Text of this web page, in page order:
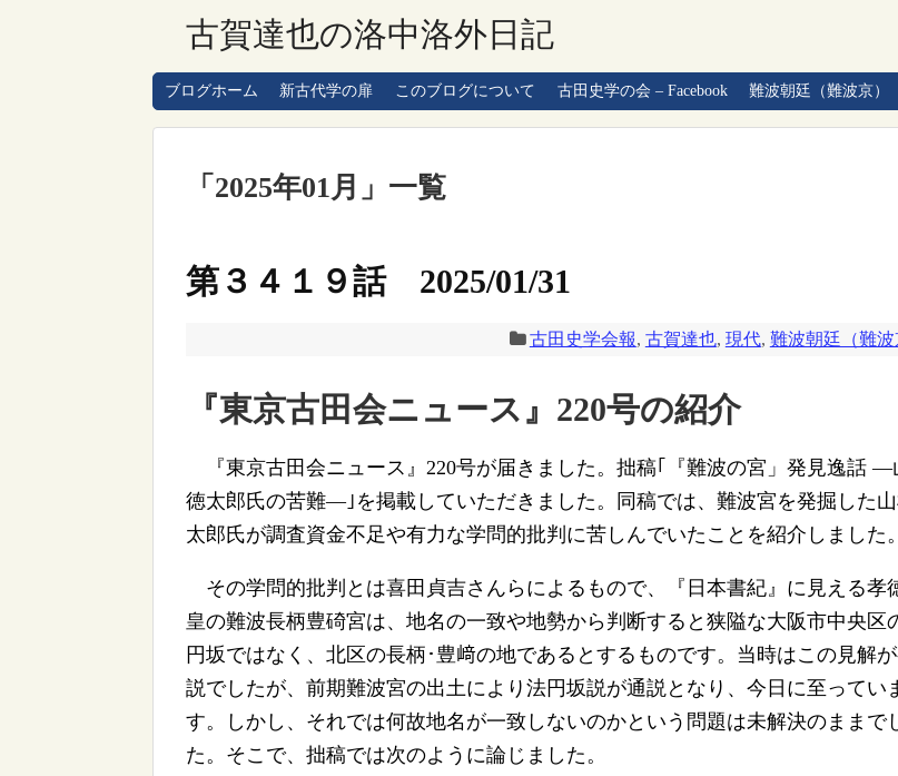
古賀達也の洛中洛外日記
ブログホーム 新古代学の扉 このブログについて 古田史学の会 – Facebook 難波朝廷（難波京）
「 2025年01月 」 一覧
第３４１９話 2025/01/31
古田史学会報, 古賀達也, 現代, 難波朝廷（難波
『東京古田会ニュース』220号の紹介
『東京古田会ニュース』220号が届きました。拙稿｢『難波の宮」発見逸話 ―
徳太郎氏の苦難―｣を掲載していただきました。同稿では、難波宮を発掘した
太郎氏が調査資金不足や有力な学問的批判に苦しんでいたことを紹介しました。
その学問的批判とは喜田貞吉さんらによるもので、『日本書紀』に見える孝
皇の難波長柄豊碕宮は、地名の一致や地勢から判断すると狭隘な大阪市中央区
円坂ではなく、北区の長柄･豊﨑の地であるとするものです。当時はこの見解
説でしたが、前期難波宮の出土により法円坂説が通説となり、今日に至ってい
す。しかし、それでは何故地名が一致しないのかという問題は未解決のままで
た。そこで、拙稿では次のように論じました。